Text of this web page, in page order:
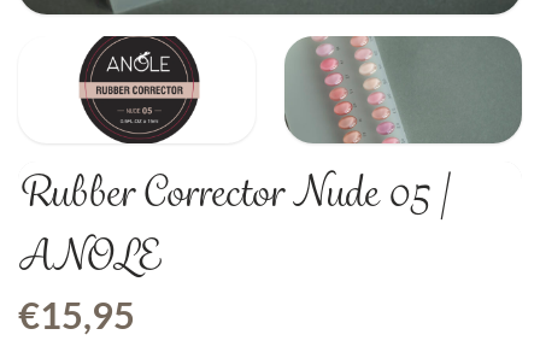
Rubber Corrector Nude 05 |
ANOLE
€15,95